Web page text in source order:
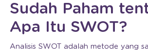
Sudah Paham
Apa Itu SWOT?
Analisis SWOT adalah metode yang